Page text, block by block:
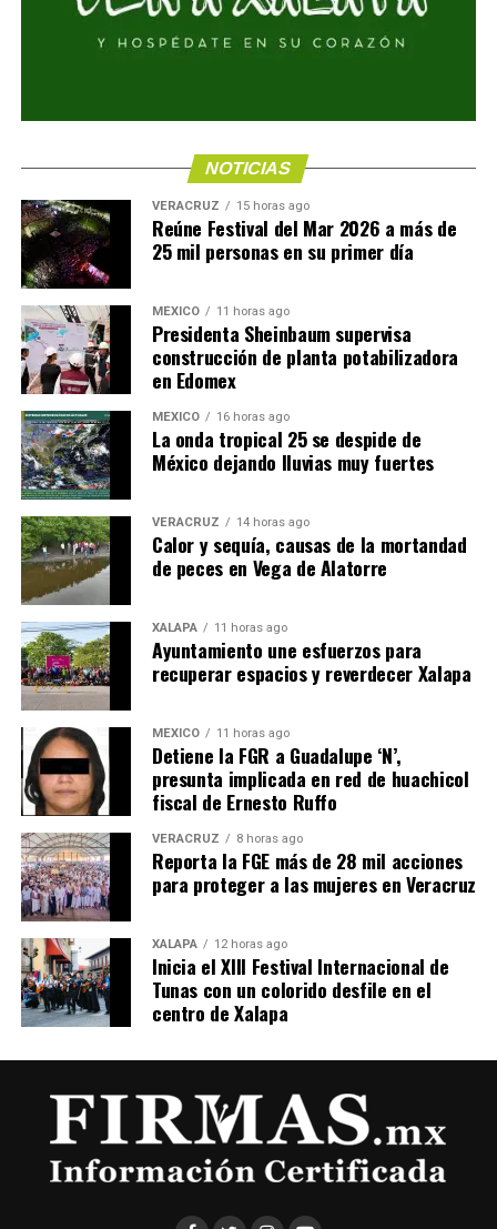
NOTICIAS
VERACRUZ 15 horas ago
Reúne Festival del Mar 2026 a más de
25 mil personas en su primer día
MÉXICO 11 horas ago
Presidenta Sheinbaum supervisa
construcción de planta potabilizadora
en Edomex
MÉXICO 16 horas ago
​La onda tropical 25 se despide de
México dejando lluvias muy fuertes
VERACRUZ 14 horas ago
Calor y sequía, causas de la mortandad
de peces en Vega de Alatorre
XALAPA 11 horas ago
Ayuntamiento une esfuerzos para
recuperar espacios y reverdecer Xalapa
MÉXICO 11 horas ago
Detiene la FGR a Guadalupe ‘N’,
presunta implicada en red de huachicol
fiscal de Ernesto Ruffo
VERACRUZ 8 horas ago
Reporta la FGE más de 28 mil acciones
para proteger a las mujeres en Veracruz
XALAPA 12 horas ago
Inicia el XIII Festival Internacional de
Tunas con un colorido desfile en el
centro de Xalapa